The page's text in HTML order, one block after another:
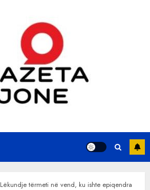
Lëkundje tërmeti në vend, ku ishte epiqendra